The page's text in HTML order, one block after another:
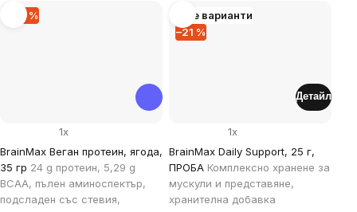
–50 %
BrainMax Веган протеин, ягода,
35 гр 24 g протеин, 5,29 g
BCAA, пълен аминоспектър,
подсладен със стевия,
1x
–21 %
Още варианти
BrainMax Daily Support, 25 г,
ПРОБА Комплексно хранене за
мускули и представяне,
хранителна добавка
1x
Детайл